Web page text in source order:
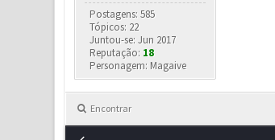
Postagens: 585
Tópicos: 22
Juntou-se: Jun 2017
Reputação: 18
Personagem: Magaive
Encontrar